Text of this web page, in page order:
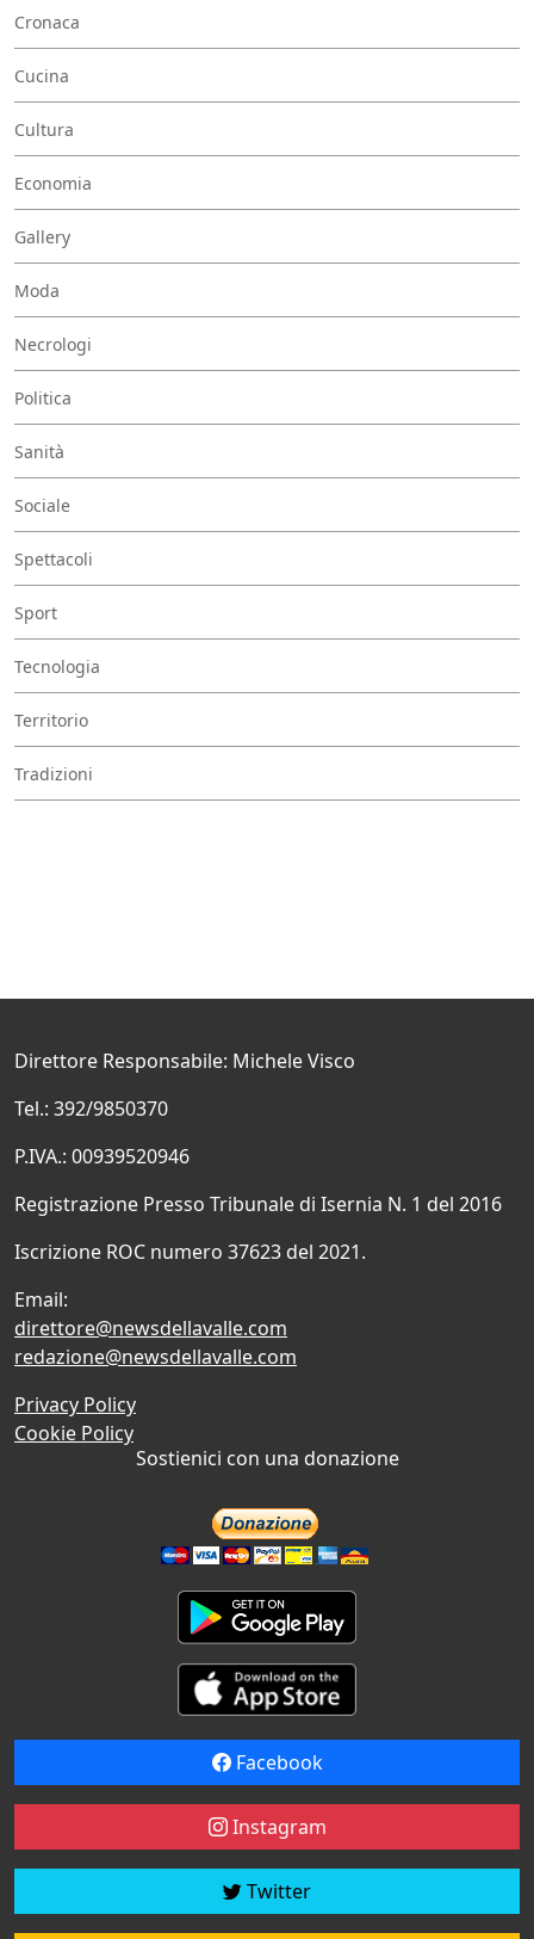
Cronaca
Cucina
Cultura
Economia
Gallery
Moda
Necrologi
Politica
Sanità
Sociale
Spettacoli
Sport
Tecnologia
Territorio
Tradizioni
Direttore Responsabile: Michele Visco
Tel.: 392/9850370
P.IVA.: 00939520946
Registrazione Presso Tribunale di Isernia N. 1 del 2016
Iscrizione ROC numero 37623 del 2021.
Email:
direttore@newsdellavalle.com
redazione@newsdellavalle.com
Privacy Policy
Cookie Policy
Sostienici con una donazione
Facebook
Instagram
Twitter